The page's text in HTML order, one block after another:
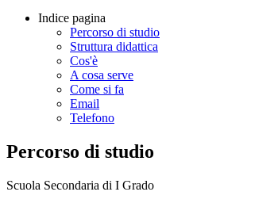
Indice pagina
Percorso di studio
Struttura didattica
Cos'è
A cosa serve
Come si fa
Email
Telefono
Percorso di studio
Scuola Secondaria di I Grado